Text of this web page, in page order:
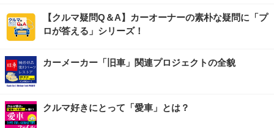
【クルマ疑問Q＆A】カーオーナーの素朴な疑問に「プ
ロが答える」シリーズ！
カーメーカー「旧車」関連プロジェクトの全貌
クルマ好きにとって「愛車」とは？